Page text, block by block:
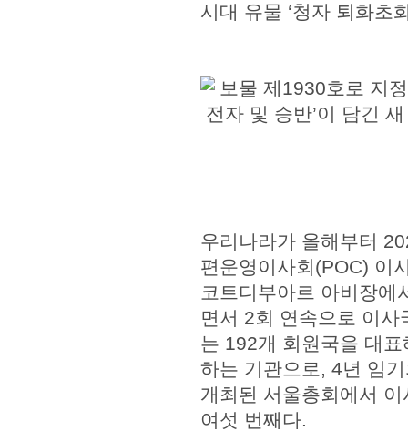
시대 유물 ‘청자 퇴화초
우리나라가 올해부터
편운영이사회(POC) 이
코트디부아르 아비장에
면서 2회 연속으로 이
는 192개 회원국을 대
하는 기관으로, 4년 임
개최된 서울총회에서
여섯 번째다.